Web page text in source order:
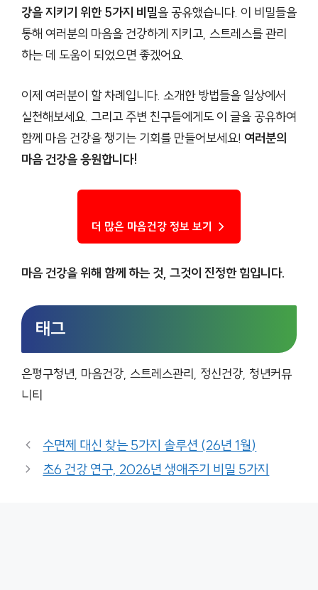
강을 지키기 위한 5가지 비밀을 공유했습니다. 이 비밀들을
통해 여러분의 마음을 건강하게 지키고, 스트레스를 관리
하는 데 도움이 되었으면 좋겠어요.
이제 여러분이 할 차례입니다. 소개한 방법들을 일상에서
실천해보세요. 그리고 주변 친구들에게도 이 글을 공유하여
함께 마음 건강을 챙기는 기회를 만들어보세요! 여러분의
마음 건강을 응원합니다!
더 많은 마음건강 정보 보기 →
마음 건강을 위해 함께 하는 것, 그것이 진정한 힘입니다.
태그
은평구청년, 마음건강, 스트레스관리, 정신건강, 청년커뮤
니티
수면제 대신 찾는 5가지 솔루션 (26년 1월)
초6 건강 연구, 2026년 생애주기 비밀 5가지